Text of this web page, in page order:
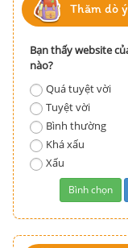
Thăm dò
Bạn thấy website
nào?
Quá tuyệt vời
Tuyệt vời
Bình thường
Khá xấu
Xấu